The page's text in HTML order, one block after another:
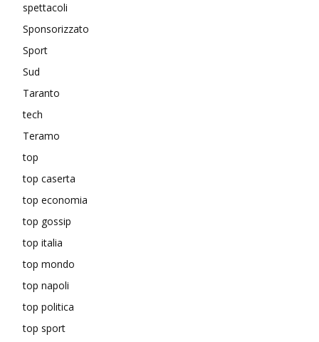
spettacoli
Sponsorizzato
Sport
Sud
Taranto
tech
Teramo
top
top caserta
top economia
top gossip
top italia
top mondo
top napoli
top politica
top sport